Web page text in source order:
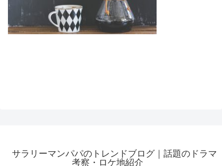
サラリーマンパパのトレンドブログ｜話題のドラマ
考察・ロケ地紹介